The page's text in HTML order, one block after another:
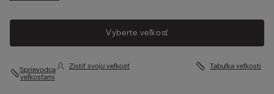
Vyberte veľkosť
Sprievodca
veľkosťami
Zistiť svoju veľkosť Tabuľka veľkostí